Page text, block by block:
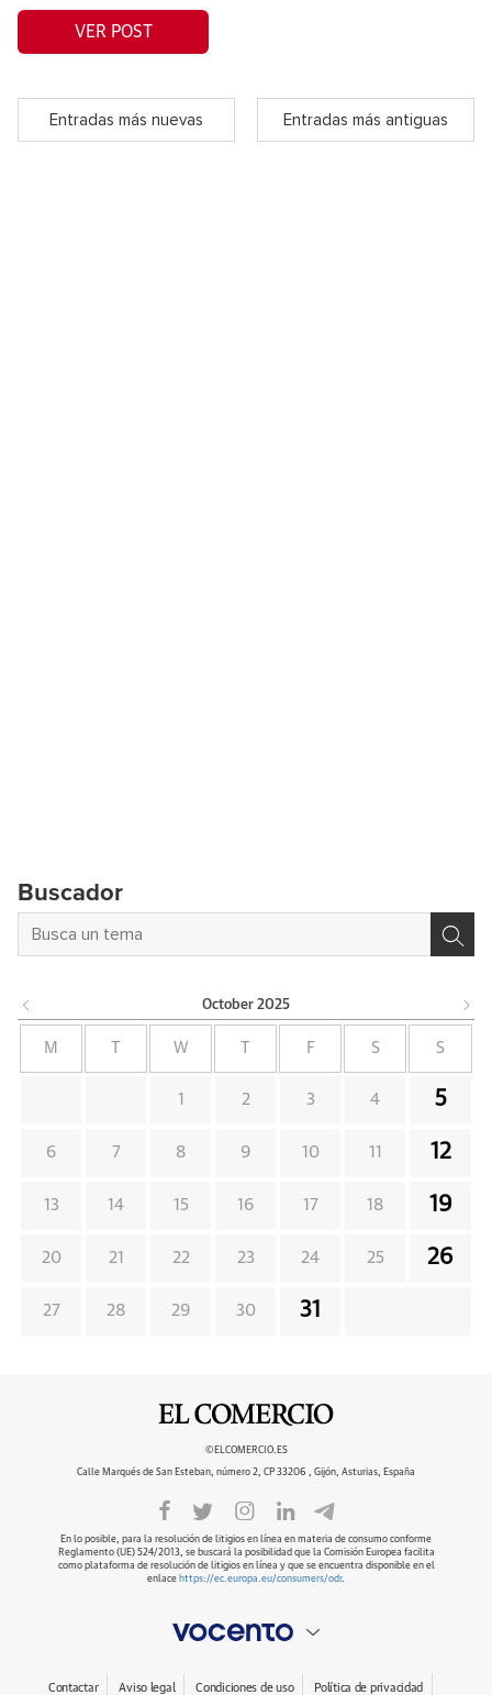
VER POST
Entradas más nuevas Entradas más antiguas
Buscador
October 2025
M W F S S
1 2 3 4 5
6 7 8 9 10 11 12
13 14 15 16 17 18 19
20 21 22 23 24 25 26
27 28 29 30 31
©ELCOMERCIO.ES
Calle Marqués de San Esteban, número 2, CP 33206 , Gijón, Asturias, España
En lo posible, para la resolución de litigios en línea en materia de consumo conforme
Reglamento (UE) 524/2013, se buscará la posibilidad que la Comisión Europea facilita
como plataforma de resolución de litigios en línea y que se encuentra disponible en el
enlace https://ec.europa.eu/consumers/odr.
Contactar Aviso legal Condiciones de uso Política de privacidad